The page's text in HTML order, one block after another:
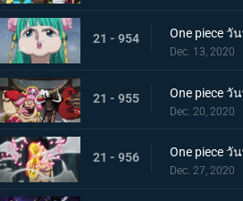
21 - 954
Dec. 13, 2020
21 - 955
Dec. 20, 2020
21 - 956
Dec. 27, 2020